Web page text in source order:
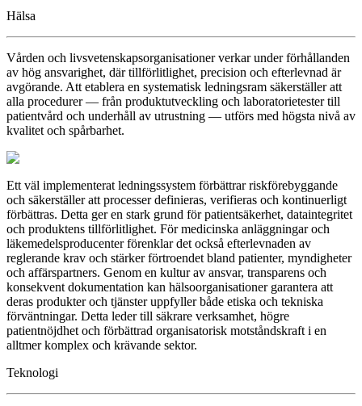
Hälsa
Vården och livsvetenskapsorganisationer verkar under förhållanden
av hög ansvarighet, där tillförlitlighet, precision och efterlevnad är
avgörande. Att etablera en systematisk ledningsram säkerställer att
alla procedurer — från produktutveckling och laboratorietester till
patientvård och underhåll av utrustning — utförs med högsta nivå av
kvalitet och spårbarhet.
Ett väl implementerat ledningssystem förbättrar riskförebyggande
och säkerställer att processer definieras, verifieras och kontinuerligt
förbättras. Detta ger en stark grund för patientsäkerhet, dataintegritet
och produktens tillförlitlighet. För medicinska anläggningar och
läkemedelsproducenter förenklar det också efterlevnaden av
reglerande krav och stärker förtroendet bland patienter, myndigheter
och affärspartners. Genom en kultur av ansvar, transparens och
konsekvent dokumentation kan hälsoorganisationer garantera att
deras produkter och tjänster uppfyller både etiska och tekniska
förväntningar. Detta leder till säkrare verksamhet, högre
patientnöjdhet och förbättrad organisatorisk motståndskraft i en
alltmer komplex och krävande sektor.
Teknologi